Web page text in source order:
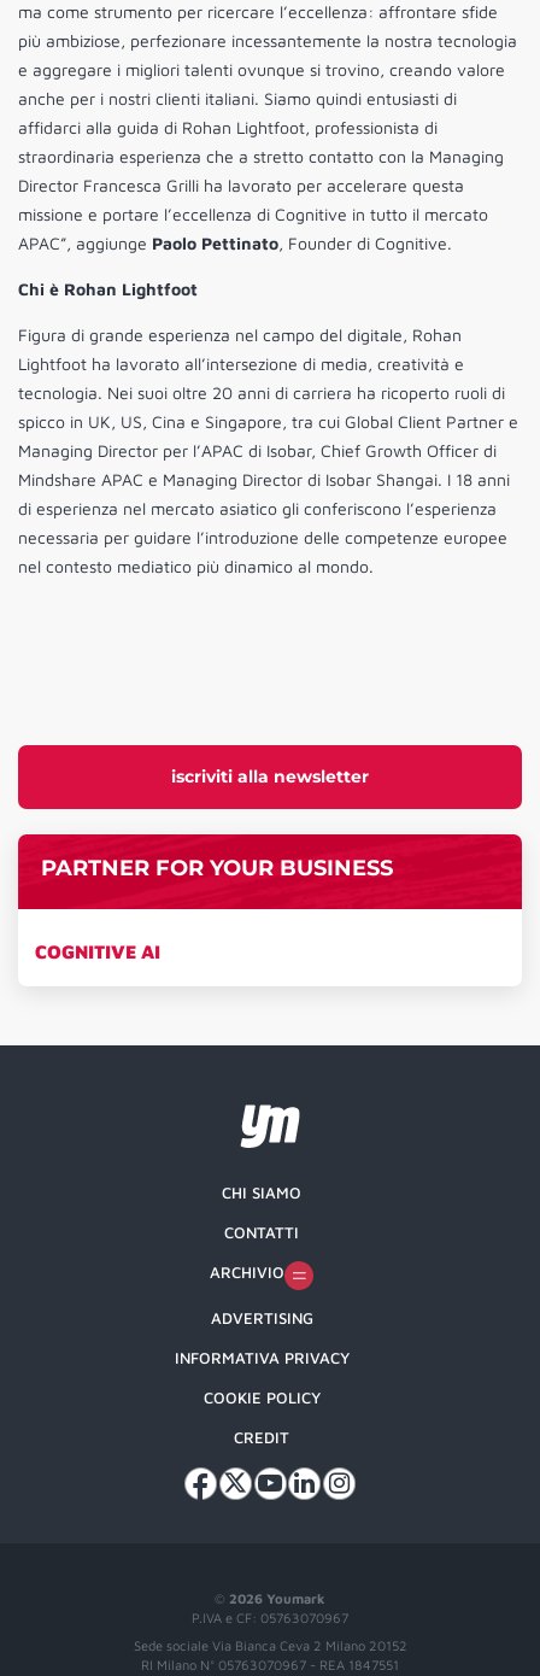
iscriviti alla newsletter
PARTNER FOR YOUR BUSINESS
COGNITIVE AI
ma come strumento per ricercare l’eccellenza: affrontare sfide
più ambiziose, perfezionare incessantemente la nostra tecnologia
e aggregare i migliori talenti ovunque si trovino, creando valore
anche per i nostri clienti italiani. Siamo quindi entusiasti di
affidarci alla guida di Rohan Lightfoot, professionista di
straordinaria esperienza che a stretto contatto con la Managing
Director Francesca Grilli ha lavorato per accelerare questa
missione e portare l’eccellenza di Cognitive in tutto il mercato
APAC”, aggiunge Paolo Pettinato, Founder di Cognitive.
Chi è Rohan Lightfoot
Figura di grande esperienza nel campo del digitale, Rohan
Lightfoot ha lavorato all’intersezione di media, creatività e
tecnologia. Nei suoi oltre 20 anni di carriera ha ricoperto ruoli di
spicco in UK, US, Cina e Singapore, tra cui Global Client Partner e
Managing Director per l’APAC di Isobar, Chief Growth Officer di
Mindshare APAC e Managing Director di Isobar Shangai. I 18 anni
di esperienza nel mercato asiatico gli conferiscono l’esperienza
necessaria per guidare l’introduzione delle competenze europee
nel contesto mediatico più dinamico al mondo.
© 2026 Youmark
P.IVA e CF: 05763070967
Sede sociale Via Bianca Ceva 2 Milano 20152
RI Milano N° 05763070967 - REA 1847551
CHI SIAMO
CONTATTI
ARCHIVIO
ADVERTISING
INFORMATIVA PRIVACY
COOKIE POLICY
CREDIT